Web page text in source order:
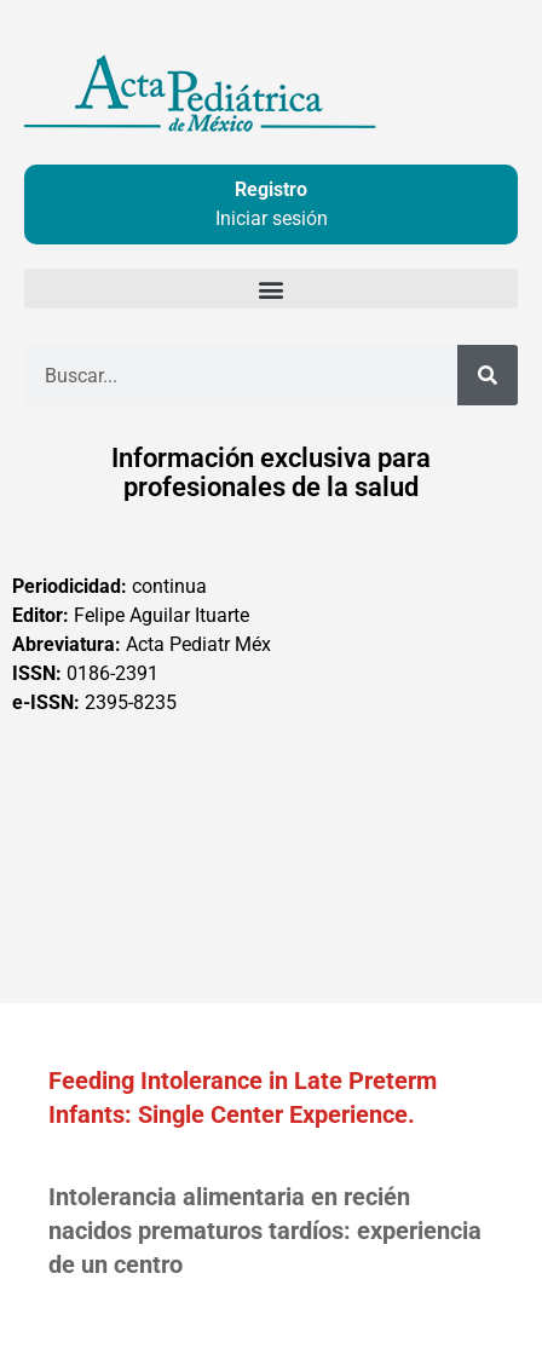
contenido
Registro
Iniciar sesión
Información exclusiva para
profesionales de la salud
Periodicidad: continua
Editor: Felipe Aguilar Ituarte
Abreviatura: Acta Pediatr Méx
ISSN: 0186-2391
e-ISSN: 2395-8235
Feeding Intolerance in Late Preterm
Infants: Single Center Experience.
Intolerancia alimentaria en recién
nacidos prematuros tardíos: experiencia
de un centro